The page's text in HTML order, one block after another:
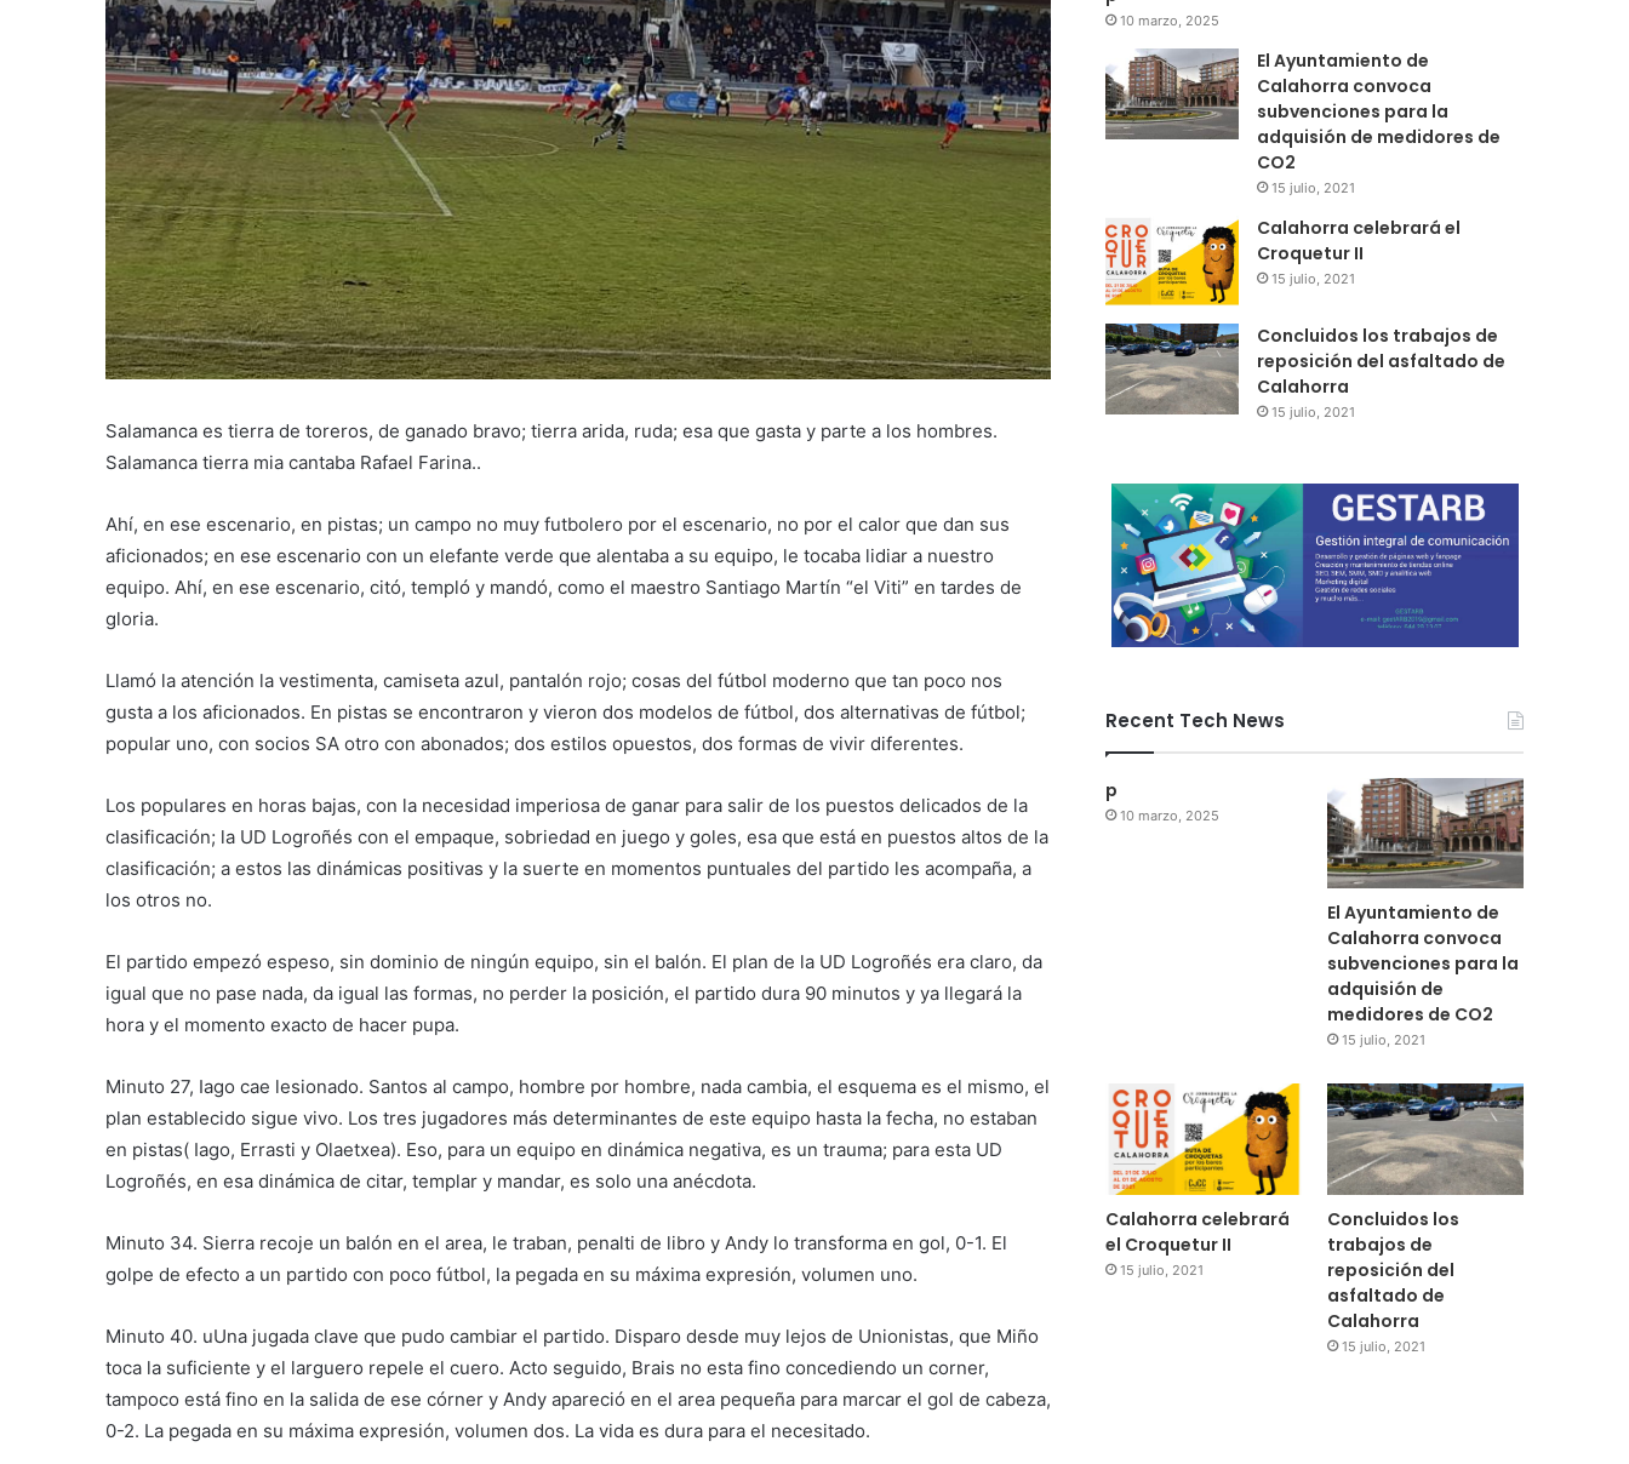
Salamanca es tierra de toreros, de ganado bravo; tierra arida, ruda; esa que gasta y parte a los hombres.
Salamanca tierra mia cantaba Rafael Farina..
Ahí, en ese escenario, en pistas; un campo no muy futbolero por el escenario, no por el calor que dan sus
aficionados; en ese escenario con un elefante verde que alentaba a su equipo, le tocaba lidiar a nuestro
equipo. Ahí, en ese escenario, citó, templó y mandó, como el maestro Santiago Martín “el Viti” en tardes de
gloria.
Llamó la atención la vestimenta, camiseta azul, pantalón rojo; cosas del fútbol moderno que tan poco nos
gusta a los aficionados. En pistas se encontraron y vieron dos modelos de fútbol, dos alternativas de fútbol;
popular uno, con socios SA otro con abonados; dos estilos opuestos, dos formas de vivir diferentes.
Los populares en horas bajas, con la necesidad imperiosa de ganar para salir de los puestos delicados de la
clasificación; la UD Logroñés con el empaque, sobriedad en juego y goles, esa que está en puestos altos de la
clasificación; a estos las dinámicas positivas y la suerte en momentos puntuales del partido les acompaña, a
los otros no.
El partido empezó espeso, sin dominio de ningún equipo, sin el balón. El plan de la UD Logroñés era claro, da
igual que no pase nada, da igual las formas, no perder la posición, el partido dura 90 minutos y ya llegará la
hora y el momento exacto de hacer pupa.
Minuto 27, Iago cae lesionado. Santos al campo, hombre por hombre, nada cambia, el esquema es el mismo, el
plan establecido sigue vivo. Los tres jugadores más determinantes de este equipo hasta la fecha, no estaban
en pistas( Iago, Errasti y Olaetxea). Eso, para un equipo en dinámica negativa, es un trauma; para esta UD
Logroñés, en esa dinámica de citar, templar y mandar, es solo una anécdota.
Minuto 34. Sierra recoje un balón en el area, le traban, penalti de libro y Andy lo transforma en gol, 0-1. El
golpe de efecto a un partido con poco fútbol, la pegada en su máxima expresión, volumen uno.
Minuto 40. uUna jugada clave que pudo cambiar el partido. Disparo desde muy lejos de Unionistas, que Miño
toca la suficiente y el larguero repele el cuero. Acto seguido, Brais no esta fino concediendo un corner,
tampoco está fino en la salida de ese córner y Andy apareció en el area pequeña para marcar el gol de cabeza,
0-2. La pegada en su máxima expresión, volumen dos. La vida es dura para el necesitado.
10 marzo, 2025
El Ayuntamiento de
Calahorra convoca
subvenciones para la
adquisión de medidores de
CO2
15 julio, 2021
Calahorra celebrará el
Croquetur II
15 julio, 2021
Concluidos los trabajos de
reposición del asfaltado de
Calahorra
15 julio, 2021
Recent Tech News
p
10 marzo, 2025
El Ayuntamiento de
Calahorra convoca
subvenciones para la
adquisión de
medidores de CO2
15 julio, 2021
Calahorra celebrará
el Croquetur II
15 julio, 2021
Concluidos los
trabajos de
reposición del
asfaltado de
Calahorra
15 julio, 2021